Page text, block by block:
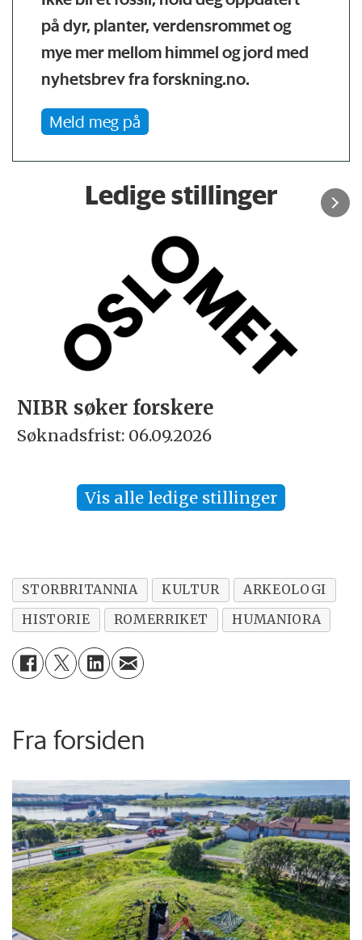
på dyr, planter, verdensrommet og
mye mer mellom himmel og jord med
nyhetsbrev fra forskning.no.
Meld meg på
Ledige stillinger
NIBR søker forskere
Søknadsfrist: 06.09.2026
Vis alle ledige stillinger
STORBRITANNIA KULTUR
ARKEOLOGI
HISTORIE
ROMERRIKET HUMANIORA
Fra forsiden